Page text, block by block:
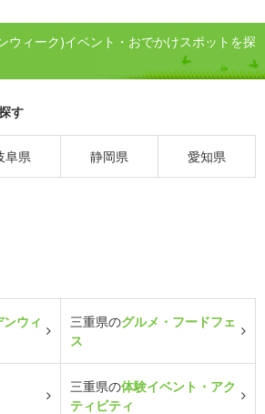
ウィーク)イベント・おでかけスポットを探
す
阜県 静岡県 愛知県
ウィ
三重県のグルメ・フードフェ
ス
三重県の体験イベント・アク
ティビティ